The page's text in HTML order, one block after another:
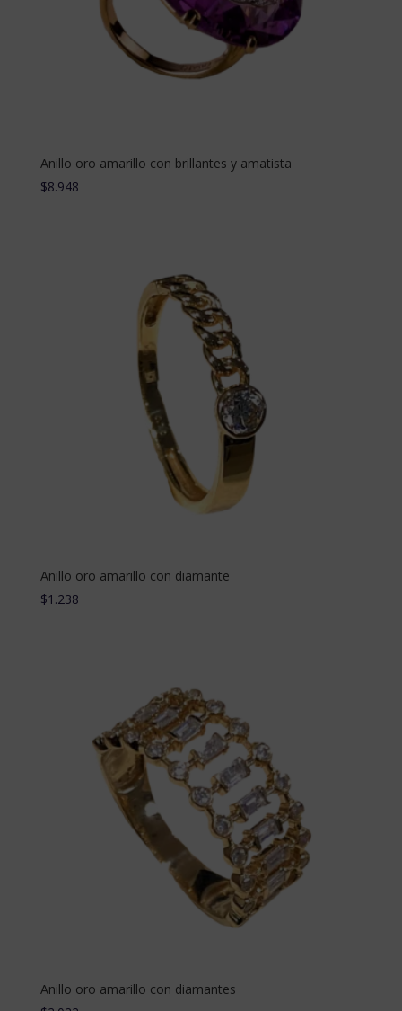
Anillo oro amarillo con brillantes y amatista
$8.948
Anillo oro amarillo con diamante
$1.238
Anillo oro amarillo con diamantes